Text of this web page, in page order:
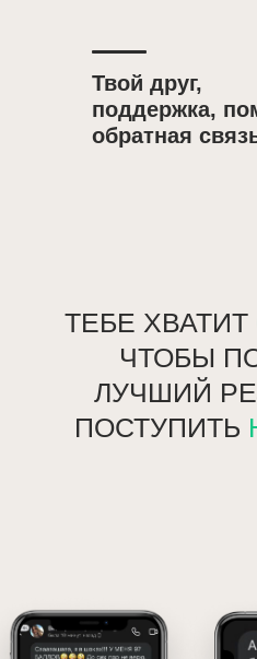
Твой друг,
поддержка,
обратная
ТЕБЕ ХВАТИТ
ЧТОБЫ
ЛУЧШИЙ
ПОСТУПИТЬ